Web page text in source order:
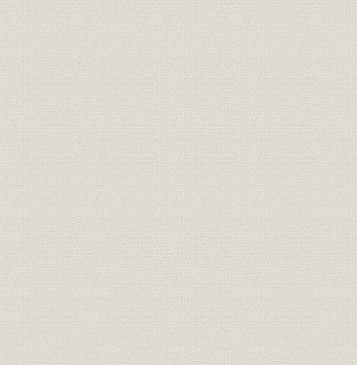
銀行;財務・業績 鳥取県内本店銀行の主要勘定 大正3年
銀行;財務・業績
山陰地方の普通銀行の推移(大正
時代)
大正元年
(1926年)
銀行;財務・業績
山陰地方の普通銀行(専業)の推
移(大正時代)
大正元年
(1926年)
銀行;経営
山陰地方の普通銀行の預金・貸
出金の推移
大正3年
(1919年)
貯蓄;融資
山陰地方6都市の預金・貸出金
状況
大正10年